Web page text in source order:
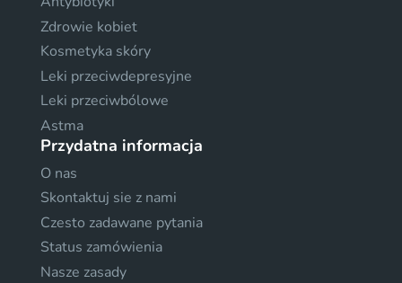
Zdrowie kobiet
Kosmetyka skóry
Leki przeciwdepresyjne
Leki przeciwbólowe
Astma
Przydatna informacja
O nas
Skontaktuj sie z nami
Czesto zadawane pytania
Status zamówienia
Nasze zasady